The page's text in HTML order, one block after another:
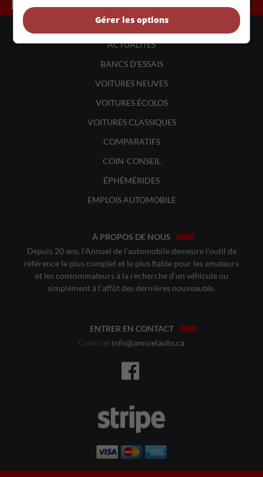
LIENS UTILES
ACTUALITÉS
BANCS D'ESSAIS
VOITURES NEUVES
VOITURES ÉCOLOS
VOITURES CLASSIQUES
COMPARATIFS
COIN-CONSEIL
ÉPHÉMÉRIDES
EMPLOIS AUTOMOBILE
À PROPOS DE NOUS
Depuis 20 ans, l’Annuel de l’automobile demeure l’outil de
référence le plus complet et le plus fiable pour les amateurs
et les consommateurs à la recherche d’un véhicule ou
simplement à l’affût des dernières nouveautés.
ENTRER EN CONTACT
Courriel info@annuelauto.ca
Gérer les options